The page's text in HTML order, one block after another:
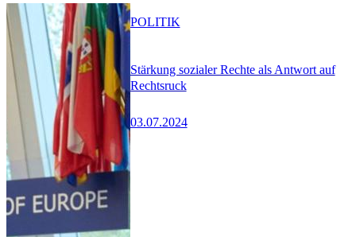
Stärkung sozialer Rechte als Antwort auf
Rechtsruck
03.07.2024
POLITIK